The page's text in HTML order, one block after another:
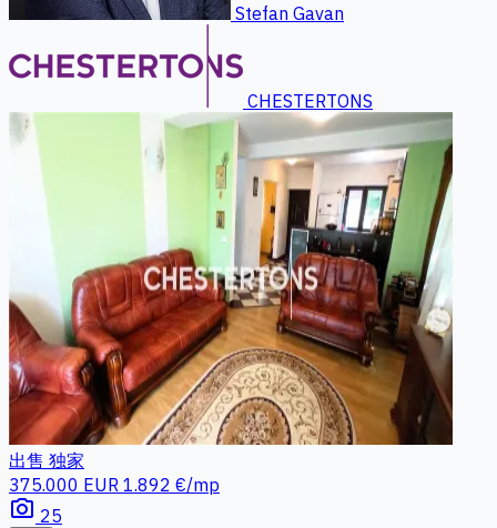
Stefan Gavan
CHESTERTONS
出售 独家
375.000 EUR 1.892 €/mp
photo_camera 25